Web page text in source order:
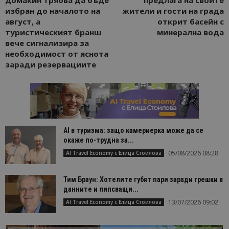
избран до началото на
август, а
туристическият бранш
вече сигнализира за
необходимост от яснота
заради резервациите
жители и гости на града
открит басейн с
минерална вода
AI в туризма: защо камериерка може да се
окаже по-трудна за...
AI Travel Economy с Елица Стоилова 05/08/2026 08:28
Тим Браун: Хотелите губят пари заради грешки в
данните и липсващи...
AI Travel Economy с Елица Стоилова 13/07/2026 09:02
първи път
завръщащ
посетител.
_ga_B09EBBY8PY
1 година
Тази
_ga_WXPDN4HSCV
.bgtourism.bg
1 година
1 месец
Тази
се
Google
за
сесията.
_ga_FK650GXHRZ
.bgtourism.bg
1 година
Тази
Google
за
Google LLC
.bgtourism.bg
1 година
Името на
свързано с
Google